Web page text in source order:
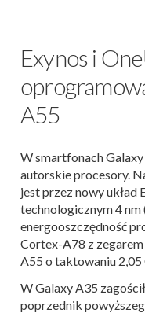
Exynos i
A55
W smartfonach
autorskie procesory.
jest przez nowy układ
technologicznym 4 nm
energooszczędność
Cortex-A78 z
A55 o taktowaniu 2,05
W Galaxy A35
poprzednik